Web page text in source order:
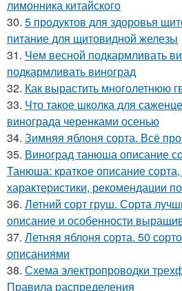
лимонника китайского
30. 5 продуктов для здоровья
питание для щитовидной железы
31. Чем весной подкармливать
подкармливать виноград
32. Как вырастить многолетнюю
33. Что такое школка для
винограда черенками осенью
34. Зимняя яблоня сорта. Всё
35. Виноград танюша описание
Танюша: краткое описание
характеристики, рекомендации
36. Летний сорт груш. Сорта
описание и особенности
37. Летняя яблоня сорта. 50
описаниями
38. Схема электропроводки
Правила распределения